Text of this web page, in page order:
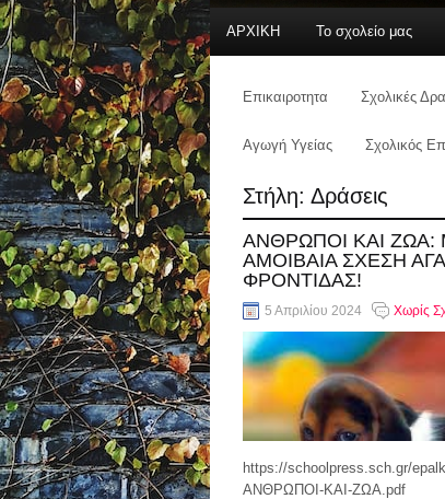
ΑΡΧΙΚΗ Το σχολείο μας
Επικαιροτητα Σχολικές
Αγωγή Υγείας Σχολικός
Στήλη: Δράσεις
ΑΝΘΡΩΠΟΙ ΚΑΙ ΖΩΑ:
ΑΜΟΙΒΑΙΑ ΣΧΕΣΗ
ΦΡΟΝΤΙΔΑΣ!
5 Απριλίου 2024 Χωρίς
https://schoolpress.sch.gr/
ΑΝΘΡΩΠΟΙ-ΚΑΙ-ΖΩΑ.pdf